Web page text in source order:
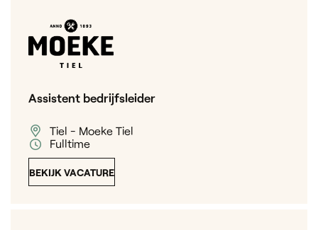
Assistent bedrijfsleider
Tiel - Moeke Tiel
Fulltime
BEKIJK VACATURE